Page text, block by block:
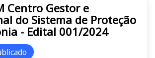
Centro Gestor e
do Sistema de Proteção
- Edital 001/2024